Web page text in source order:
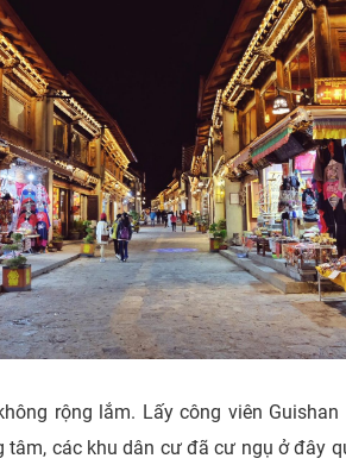
rộng lắm. Lấy công viên Guishan
tâm, các khu dân cư đã cư ngụ ở đây